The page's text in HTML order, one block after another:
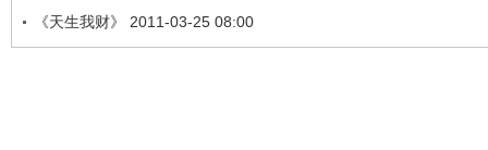
《天生我财》 2011-03-25 08:00